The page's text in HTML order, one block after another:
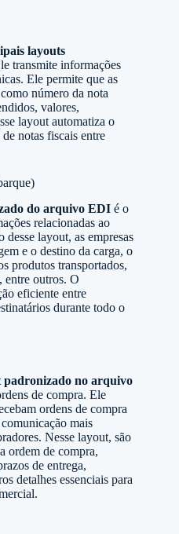
layouts
transmite informações
Ele permite que as
número da nota
valores,
layout automatiza o
notas fiscais entre
do arquivo EDI é o
relacionadas ao
desse layout, as empresas
e o destino da carga, o
produtos transportados,
entre outros. O
eficiente entre
durante todo o
padronizado no arquivo
de compra. Ele
ordens de compra
mais
Nesse layout, são
ordem de compra,
de entrega,
detalhes essenciais para